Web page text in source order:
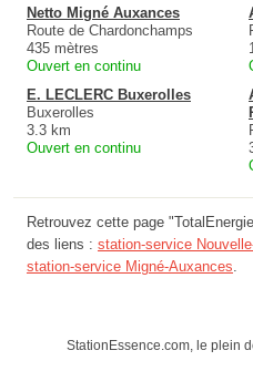
Netto Migné Auxances
Route de Chardonchamps
435 mètres
Ouvert en continu
E. LECLERC Buxerolles
Buxerolles
3.3 km
Ouvert en continu
Retrouvez cette page
des liens : station-service
station-service Migné-Auxances
StationEssence.com, le plein